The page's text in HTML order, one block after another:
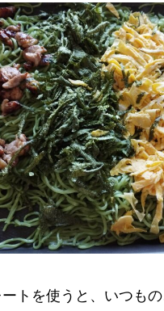
トを使うと、いつも